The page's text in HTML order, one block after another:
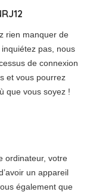
rien manquer de
pas, nous
de connexion
et vous pourrez
que vous soyez !
ordinateur, votre
un appareil
également que